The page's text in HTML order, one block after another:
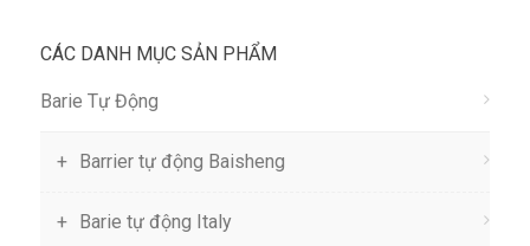
CÁC DANH MỤC SẢN PHẨM
Barie Tự Động
Barrier tự động Baisheng
Barie tự động Italy